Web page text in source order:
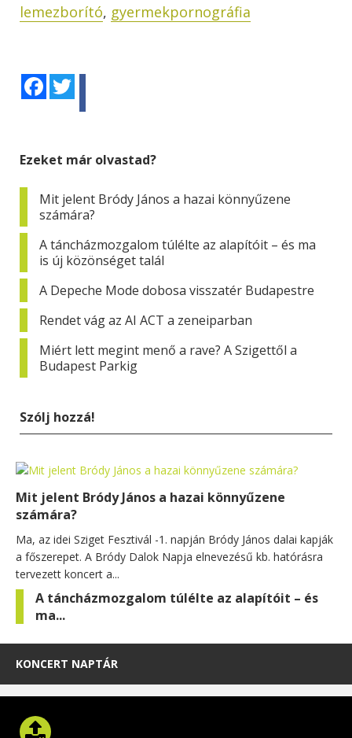
lemezborító, gyermekpornográfia
Facebook
Ezeket már olvastad?
Mit jelent Bródy János a hazai könnyűzene
számára?
A táncházmozgalom túlélte az alapítóit – és ma
is új közönséget talál
A Depeche Mode dobosa visszatér Budapestre
Rendet vág az AI ACT a zeneiparban
Miért lett megint menő a rave? A Szigettől a
Budapest Parkig
Szólj hozzá!
Mit jelent Bródy János a hazai könnyűzene
számára?
Ma, az idei Sziget Fesztivál -1. napján Bródy János dalai kapják
a főszerepet. A Bródy Dalok Napja elnevezésű kb. hatórásra
tervezett koncert a...
A táncházmozgalom túlélte az alapítóit – és
ma...
KONCERT NAPTÁR